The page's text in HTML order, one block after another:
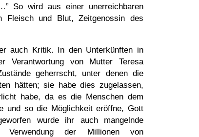
So wird aus einer unerreichbaren
Fleisch und Blut, Zeitgenossin des
auch Kritik. In den Unterkünften in
Verantwortung von Mutter Teresa
geherrscht, unter denen die
hätten; sie habe dies zugelassen,
habe, da es die Menschen dem
und so die Möglichkeit eröffne, Gott
wurde ihr auch mangelnde
Verwendung der Millionen von